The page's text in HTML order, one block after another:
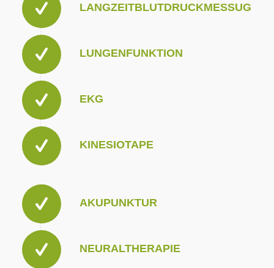
LANGZEITBLUTDRUCKMESSUG
LUNGENFUNKTION
EKG
KINESIOTAPE
AKUPUNKTUR
NEURALTHERAPIE